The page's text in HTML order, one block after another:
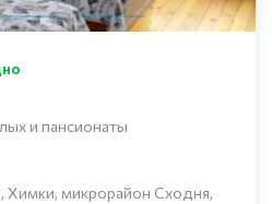
и пансионаты
Химки, микрорайон Сходня,